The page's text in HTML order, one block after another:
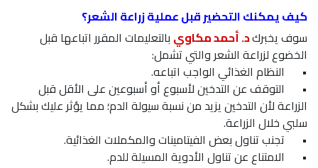
كيف يمكنك التحضير قبل عملية زراعة الشعر؟
سوف يخبركد. أحمد مكاوي بالتعليمات المقرر اتباعها قبل
الخضوع لزراعة الشعر والتي تشمل:
•
النظام الغذائي الواجب اتباعه.
•
التوقف عن التدخين لأسبوع أو أسبوعين على الأقل قبل
الزراعة لأن التدخين يزيد من نسبة سيولة الدم؛ مما يؤثر عليك بشكل
سلبي خلال الزراعة.
•
تجنب تناول بعض الفيتامينات والمكملات الغذائية.
•
الامتناع عن تناول الأدوية المسيلة للدم.